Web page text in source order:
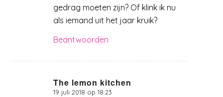
gedrag moeten zijn? Of klink ik nu
als iemand uit het jaar kruik?
Beantwoorden
The lemon kitchen
zegt:
19 juli 2018 op 18:23